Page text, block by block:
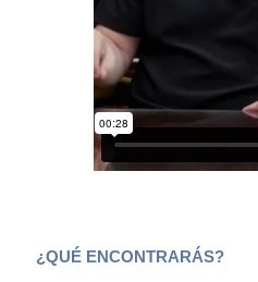
¿QUÉ ENCONTRARÁS?